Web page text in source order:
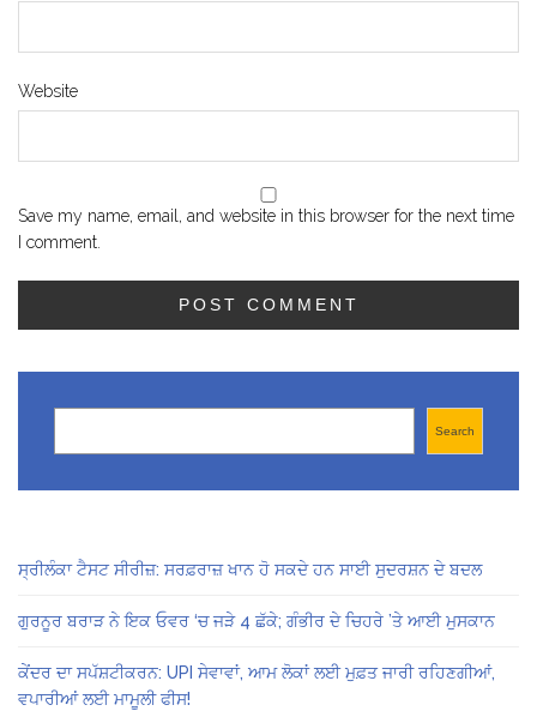
Website
Save my name, email, and website in this browser for the next time
I comment.
Search
ਸ੍ਰੀਲੰਕਾ ਟੈਸਟ ਸੀਰੀਜ਼: ਸਰਫ਼ਰਾਜ਼ ਖਾਨ ਹੋ ਸਕਦੇ ਹਨ ਸਾਈ ਸੁਦਰਸ਼ਨ ਦੇ ਬਦਲ
ਗੁਰਨੂਰ ਬਰਾੜ ਨੇ ਇਕ ਓਵਰ ‘ਚ ਜੜੇ 4 ਛੱਕੇ; ਗੰਭੀਰ ਦੇ ਚਿਹਰੇ ’ਤੇ ਆਈ ਮੁਸਕਾਨ
ਕੇਂਦਰ ਦਾ ਸਪੱਸ਼ਟੀਕਰਨ: UPI ਸੇਵਾਵਾਂ, ਆਮ ਲੋਕਾਂ ਲਈ ਮੁਫ਼ਤ ਜਾਰੀ ਰਹਿਣਗੀਆਂ,
ਵਪਾਰੀਆਂ ਲਈ ਮਾਮੂਲੀ ਫੀਸ!